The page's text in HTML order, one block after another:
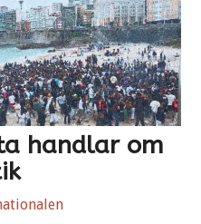
handlar om